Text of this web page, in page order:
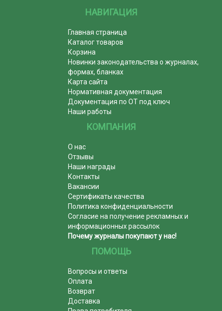
НАВИГАЦИЯ
Главная страница
Каталог товаров
Корзина
Новинки законодательства о журналах,
формах, бланках
Карта сайта
Нормативная документация
Документация по ОТ под ключ
Наши работы
КОМПАНИЯ
О нас
Отзывы
Наши награды
Контакты
Вакансии
Сертификаты качества
Политика конфиденциальности
Согласие на получение рекламных и
информационных рассылок
Почему журналы покупают у нас!
ПОМОЩЬ
Вопросы и ответы
Оплата
Возврат
Доставка